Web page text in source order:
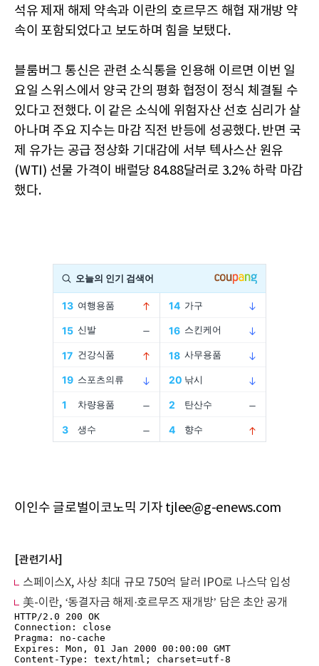
석유 제재 해제 약속과 이란의 호르무즈 해협 재개방 약
속이 포함되었다고 보도하며 힘을 보탰다.
블룸버그 통신은 관련 소식통을 인용해 이르면 이번 일
요일 스위스에서 양국 간의 평화 협정이 정식 체결될 수
있다고 전했다. 이 같은 소식에 위험자산 선호 심리가 살
아나며 주요 지수는 마감 직전 반등에 성공했다. 반면 국
제 유가는 공급 정상화 기대감에 서부 텍사스산 원유
(WTI) 선물 가격이 배럴당 84.88달러로 3.2% 하락 마감
했다.
이인수 글로벌이코노믹 기자 tjlee@g-enews.com
[관련기사]
스페이스X, 사상 최대 규모 750억 달러 IPO로 나스닥 입성
美-이란, ‘동결자금 해제·호르무즈 재개방’ 담은 초안 공개